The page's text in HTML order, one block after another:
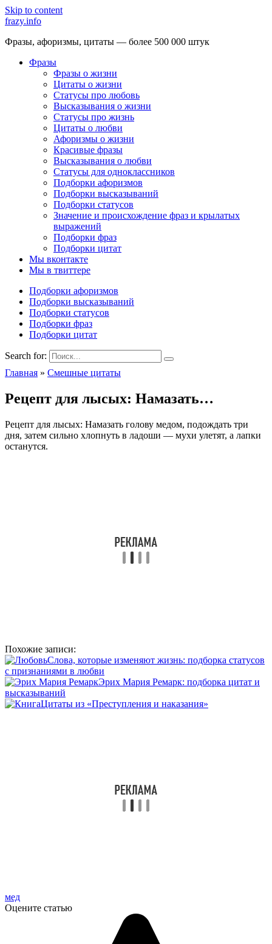
Skip to content
frazy.info
Фразы, афоризмы, цитаты — более 500 000 штук
Фразы
Фразы о жизни
Цитаты о жизни
Статусы про любовь
Высказывания о жизни
Статусы про жизнь
Цитаты о любви
Афоризмы о жизни
Красивые фразы
Высказывания о любви
Статусы для одноклассников
Подборки афоризмов
Подборки высказываний
Подборки статусов
Значение и происхождение фраз и крылатых
выражений
Подборки фраз
Подборки цитат
Мы вконтакте
Мы в твиттере
Подборки афоризмов
Подборки высказываний
Подборки статусов
Подборки фраз
Подборки цитат
Search for:
Главная » Смешные цитаты
Рецепт для лысых: Намазать…
Рецепт для лысых: Намазать голову медом, подождать три
дня, затем сильно хлопнуть в ладоши — мухи улетят, а лапки
останутся.
Похожие записи:
Слова, которые изменяют жизнь: подборка статусов
с признаниями в любви
Эрих Мария Ремарк: подборка цитат и
высказываний
Цитаты из «Преступления и наказания»
мед
Оцените статью